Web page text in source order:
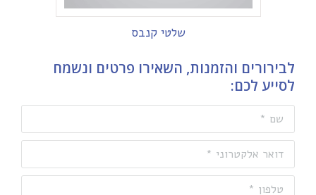
שלטי קנבס
לבירורים והזמנות, השאירו פרטים ונשמח
לסייע לכם:
שם *
דואר אלקטרוני *
טלפון *